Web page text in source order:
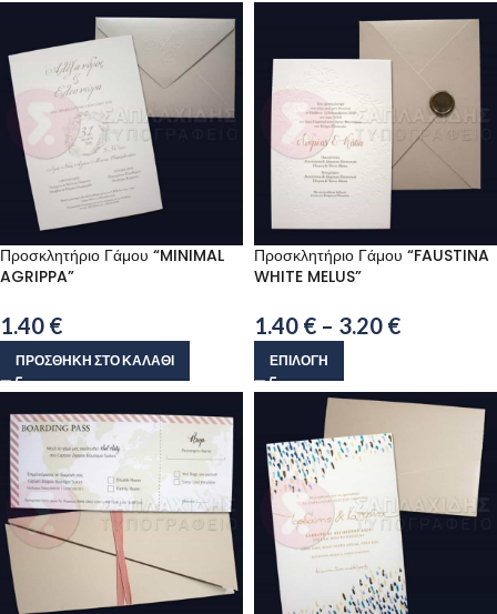
Προσκλητήριο Γάμου “MINIMAL
AGRIPPA”
1.40 €
ΠΡΟΣΘΉΚΗ ΣΤΟ ΚΑΛΆΘΙ
Προσκλητήριο Γάμου “FAUSTINA
WHITE MELUS”
1.40 € – 3.20 €
ΕΠΙΛΟΓΉ